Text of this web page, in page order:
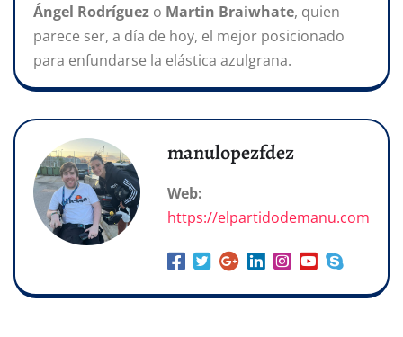
Ángel Rodríguez o Martin Braiwhate, quien
parece ser, a día de hoy, el mejor posicionado
para enfundarse la elástica azulgrana.
manulopezfdez
Web:
https://elpartidodemanu.com